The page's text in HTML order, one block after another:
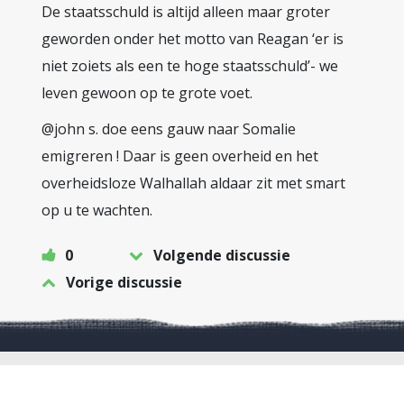
De staatsschuld is altijd alleen maar groter
geworden onder het motto van Reagan ‘er is
niet zoiets als een te hoge staatsschuld’- we
leven gewoon op te grote voet.
@john s. doe eens gauw naar Somalie
emigreren ! Daar is geen overheid en het
overheidsloze Walhallah aldaar zit met smart
op u te wachten.
0
Volgende discussie
Vorige discussie